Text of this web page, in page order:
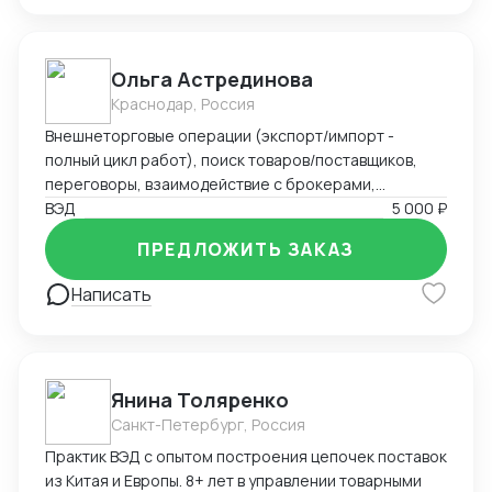
Ольга Астрединова
Краснодар, Россия
Внешнеторговые операции (экспорт/импорт -
полный цикл работ), поиск товаров/поставщиков,
переговоры, взаимодействие с брокерами,
экспедиторами, сертифицирующими
организациями; логистика, расчет затрат и входной
цены; начальная бухгалтерия, переводы устные и
письменные; участие в выставках, конференциях.
Опыт организации ВЭД «с нуля», опыт
ведение переговоров от лица компании). Опыт
командировок (Россия и зарубежье) CRM, Bitrix24,
ИИ, Miscrosoft office, 1С Предприятие, офисная
техника; английский (свободно); немецкий
(начальный уровень)
ВЭД 5 000 ₽
Написать
ПРЕДЛОЖИТЬ ЗАКАЗ
Янина Толяренко
Санкт-Петербург, Россия
Практик ВЭД с опытом построения цепочек поставок
из Китая и Европы. 8+ лет в управлении товарными